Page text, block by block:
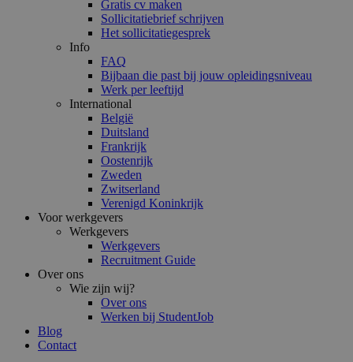
Gratis cv maken
Sollicitatiebrief schrijven
Het sollicitatiegesprek
Info
FAQ
Bijbaan die past bij jouw opleidingsniveau
Werk per leeftijd
International
België
Duitsland
Frankrijk
Oostenrijk
Zweden
Zwitserland
Verenigd Koninkrijk
Voor werkgevers
Werkgevers
Werkgevers
Recruitment Guide
Over ons
Wie zijn wij?
Over ons
Werken bij StudentJob
Blog
Contact